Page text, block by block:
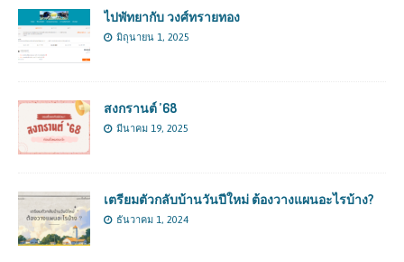
ไปพัทยากับ วงศ์ทรายทอง
มิถุนายน 1, 2025
สงกรานต์ ’68
มีนาคม 19, 2025
เตรียมตัวกลับบ้านวันปีใหม่ ต้องวางแผนอะไรบ้าง?
ธันวาคม 1, 2024